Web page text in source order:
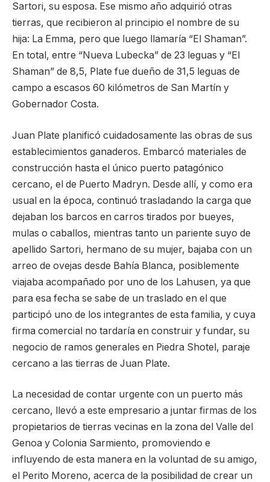
Sartori, su esposa. Ese mismo año adquirió otras
tierras, que recibieron al principio el nombre de su
hija: La Emma, pero que luego llamaría “El Shaman”.
En total, entre “Nueva Lubecka” de 23 leguas y “El
Shaman” de 8,5, Plate fue dueño de 31,5 leguas de
campo a escasos 60 kilómetros de San Martín y
Gobernador Costa.
Juan Plate planificó cuidadosamente las obras de sus
establecimientos ganaderos. Embarcó materiales de
construcción hasta el único puerto patagónico
cercano, el de Puerto Madryn. Desde allí, y como era
usual en la época, continuó trasladando la carga que
dejaban los barcos en carros tirados por bueyes,
mulas o caballos, mientras tanto un pariente suyo de
apellido Sartori, hermano de su mujer, bajaba con un
arreo de ovejas desde Bahía Blanca, posiblemente
viajaba acompañado por uno de los Lahusen, ya que
para esa fecha se sabe de un traslado en el que
participó uno de los integrantes de esta familia, y cuya
firma comercial no tardaría en construir y fundar, su
negocio de ramos generales en Piedra Shotel, paraje
cercano a las tierras de Juan Plate.
La necesidad de contar urgente con un puerto más
cercano, llevó a este empresario a juntar firmas de los
propietarios de tierras vecinas en la zona del Valle del
Genoa y Colonia Sarmiento, promoviendo e
influyendo de esta manera en la voluntad de su amigo,
el Perito Moreno, acerca de la posibilidad de crear un